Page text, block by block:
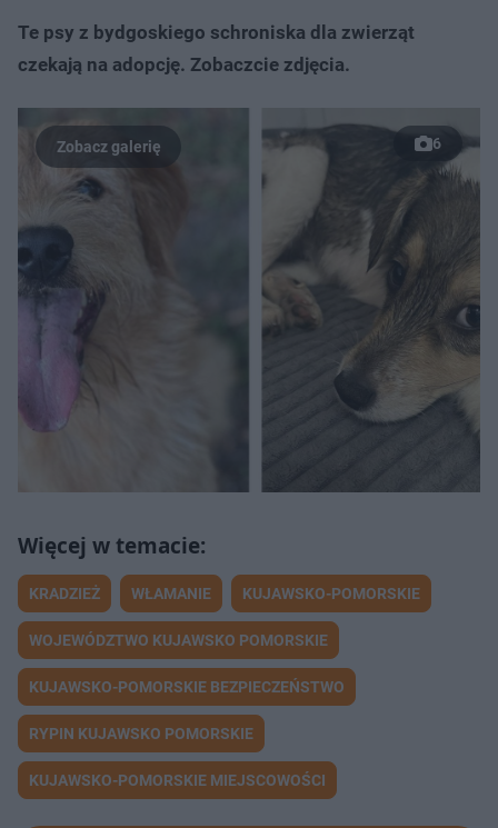
Te psy z bydgoskiego schroniska dla zwierząt
czekają na adopcję. Zobaczcie zdjęcia.
6
KRADZIEŻ WŁAMANIE KUJAWSKO-POMORSKIE
WOJEWÓDZTWO KUJAWSKO POMORSKIE
KUJAWSKO-POMORSKIE BEZPIECZEŃSTWO
RYPIN KUJAWSKO POMORSKIE
KUJAWSKO-POMORSKIE MIEJSCOWOŚCI